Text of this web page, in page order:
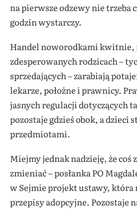
na pierwsze odzewy nie trzeba
godzin wystarczy.
Handel noworodkami kwitnie,
zdesperowanych rodzicach –
sprzedających – zarabiają
lekarze, położne i prawnicy.
jasnych regulacji dotyczących
pozostaje gdzieś obok, a dzieci
przedmiotami.
Miejmy jednak nadzieję, że coś
zmieniać – posłanka PO
w Sejmie projekt ustawy, która
przepisy adopcyjne. Pozostaje